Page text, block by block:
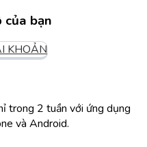
bạn
KHOẢN
trong 2 tuần với ứng dụng
và Android.